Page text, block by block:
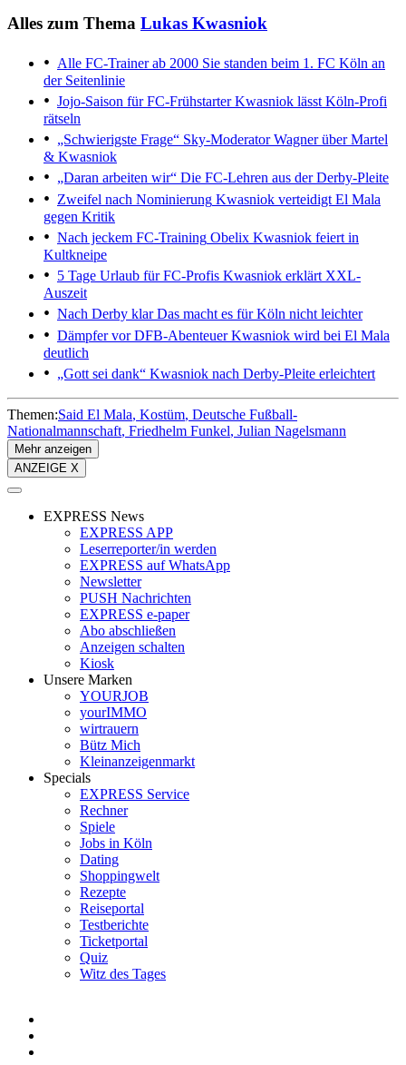
Alles zum Thema Lukas Kwasniok
Alle FC-Trainer ab 2000 Sie standen beim 1. FC Köln an
der Seitenlinie
Jojo-Saison für FC-FrühstarterKwasniok lässt Köln-Profi
rätseln
„Schwierigste Frage“ Sky-Moderator Wagner über Martel
& Kwasniok
„Daran arbeiten wir“ Die FC-Lehren aus der Derby-Pleite
Zweifel nach Nominierung Kwasniok verteidigt El Mala
gegen Kritik
Nach jeckem FC-Training Obelix Kwasniok feiert in
Kultkneipe
5 Tage Urlaub für FC-Profis Kwasniok erklärt XXL-
Auszeit
Nach Derby klarDas macht es für Köln nicht leichter
Dämpfer vor DFB-AbenteuerKwasniok wird bei El Mala
deutlich
„Gott sei dank“ Kwasniok nach Derby-Pleite erleichtert
Themen:Said El Mala Kostüm Deutsche Fußball-
Nationalmannschaft Friedhelm Funkel Julian Nagelsmann
Mehr anzeigen
ANZEIGE X
EXPRESS News
EXPRESS APP
Leserreporter/in werden
EXPRESS auf WhatsApp
Newsletter
PUSH Nachrichten
EXPRESS e-paper
Abo abschließen
Anzeigen schalten
Kiosk
Unsere Marken
YOURJOB
yourIMMO
wirtrauern
Bütz Mich
Kleinanzeigenmarkt
Specials
EXPRESS Service
Rechner
Spiele
Jobs in Köln
Dating
Shoppingwelt
Rezepte
Reiseportal
Testberichte
Ticketportal
Quiz
Witz des Tages